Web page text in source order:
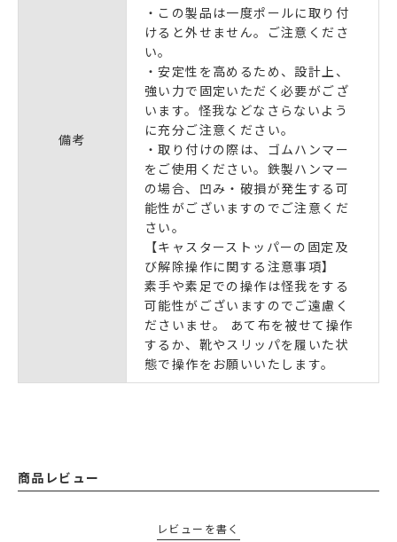
備考
・この製品は一度ポールに取り付
けると外せません。
ご注意くださ
い。
・安定性を高めるため、設計上、
強い力で固定いただく必要がござ
います。怪我などなさらないよう
に充分ご注意ください。
・取り付けの際は、ゴムハンマー
をご使用ください。鉄製ハンマー
の場合、凹み・破損が発生する可
能性がございますのでご注意くだ
さい。
【キャスターストッパーの固定及
び解除操作に関する注意事項】
素手や素足での操作は怪我をする
可能性がございますのでご遠慮く
ださいませ。 あて布を被せて操作
するか、靴やスリッパを履いた状
態で操作をお願いいたします。
商品レビュー
レビューを書く